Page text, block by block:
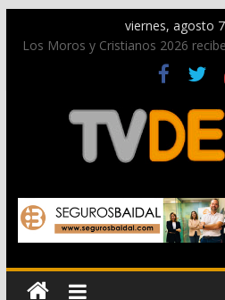
viernes, agosto
Los Moros y Cristianos 2026
dan inicio a las fiestas en Dénia
El bando moro protagonista en la
Paco Adsuar dona al Arxiu de
de la memoria visual de la ciudad
La Entraeta Festera llena de
Campo con la recepción a la
El XII Festival de Jazz de Dénia
figuras nacionales e
Torrecremada